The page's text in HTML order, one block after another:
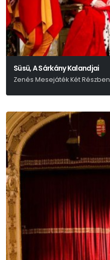
Süsü, A Sárkány Kalandjai
Zenés Mesejáték Két Részben